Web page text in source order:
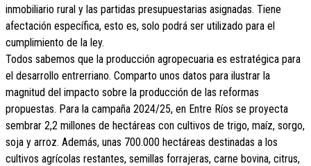
inmobiliario rural y las partidas presupuestarias asignadas. Tiene
afectación específica, esto es, solo podrá ser utilizado para el
cumplimiento de la ley.
Todos sabemos que la producción agropecuaria es estratégica para
el desarrollo entrerriano. Comparto unos datos para ilustrar la
magnitud del impacto sobre la producción de las reformas
propuestas. Para la campaña 2024/25, en Entre Ríos se proyecta
sembrar 2,2 millones de hectáreas con cultivos de trigo, maíz, sorgo,
soja y arroz. Además, unas 700.000 hectáreas destinadas a los
cultivos agrícolas restantes, semillas forrajeras, carne bovina, citrus,